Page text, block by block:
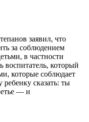
заявил, что
за соблюдением
в частности
который
которые соблюдает
сказать: ты
— и